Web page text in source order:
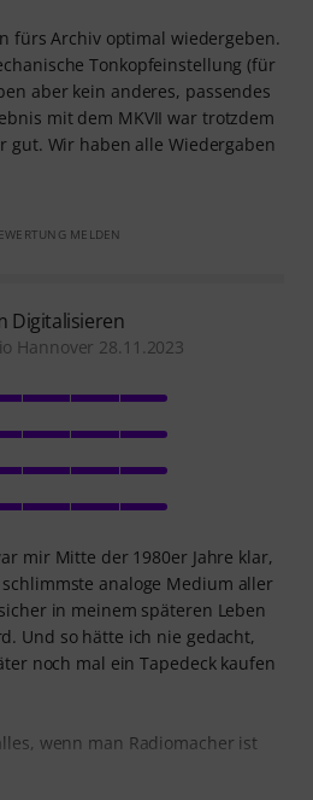
fürs Archiv optimal wiedergeben.
Tonkopfeinstellung (für
aber kein anderes, passendes
mit dem MKVII war trotzdem
gut. Wir haben alle Wiedergaben
MELDEN
Digitalisieren
Hannover 28.11.2023
mir Mitte der 1980er Jahre klar,
analoge Medium aller
in meinem späteren Leben
Und so hätte ich nie gedacht,
noch mal ein Tapedeck kaufen
wenn man Radiomacher ist